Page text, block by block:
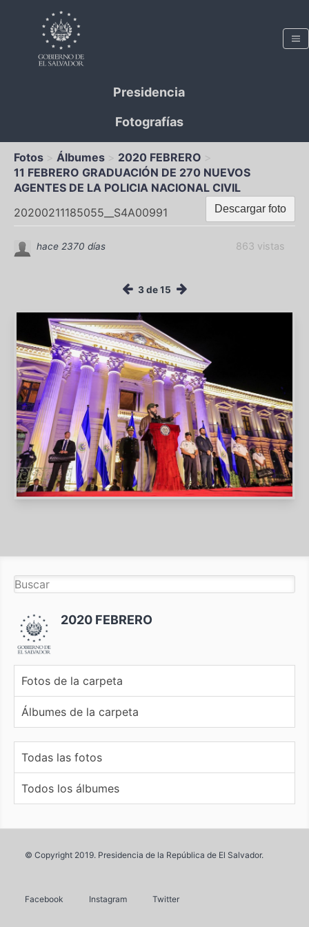
Presidencia
Fotografías
Fotos Álbumes
2020 FEBRERO
11 FEBRERO GRADUACIÓN DE 270 NUEVOS
AGENTES DE LA POLICIA NACIONAL CIVIL
Descargar foto
20200211185055__S4A00991
863 vistas
hace 2370 días
3 de 15
2020 FEBRERO
Fotos de la carpeta
Álbumes de la carpeta
Todas las fotos
Todos los álbumes
© Copyright 2019. Presidencia de la República de El Salvador.
Facebook Instagram Twitter